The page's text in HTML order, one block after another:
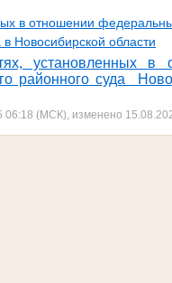
в отношении
Новосибирской области
установленных в
районного суда
06:18 (МСК), изменено